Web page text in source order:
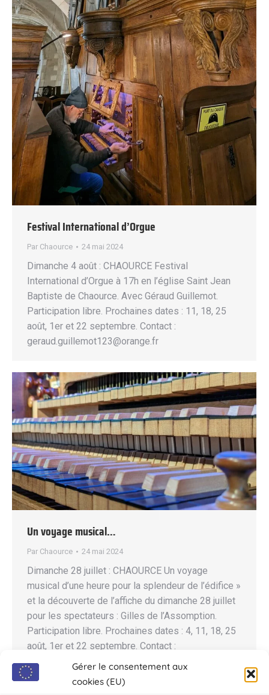
Gérer le consentement aux
cookies (EU)
Festival International d’Orgue
Par Chaource 24 mai 2024
Dimanche 4 août : CHAOURCE Festival
International d’Orgue à 17h en l’église Saint Jean
Baptiste de Chaource. Avec Géraud Guillemot.
Participation libre. Prochaines dates : 11, 18, 25
août, 1er et 22 septembre. Contact :
geraud.guillemot123@orange.fr
Un voyage musical…
Par Chaource 24 mai 2024
Dimanche 28 juillet : CHAOURCE Un voyage
musical d’une heure pour la splendeur de l’édifice »
et la découverte de l’affiche du dimanche 28 juillet
pour les spectateurs : Gilles de l’Assomption.
Participation libre. Prochaines dates : 4, 11, 18, 25
août, 1er et 22 septembre. Contact :
geraud.guillemot123@orange.fr